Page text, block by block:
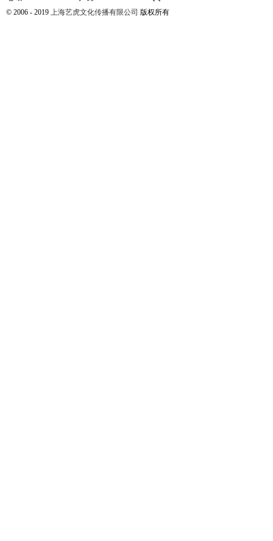
© 2006 - 2019 上海艺虎文化传播有限公司 版权所有